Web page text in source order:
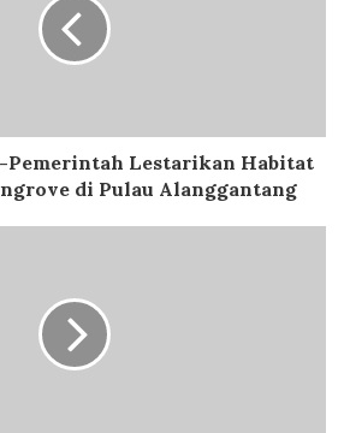
Pemerintah Lestarikan Habitat
di Pulau Alanggantang